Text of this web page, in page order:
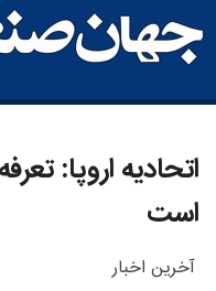
اتحادیه اروپا:
است
آخرین اخبار